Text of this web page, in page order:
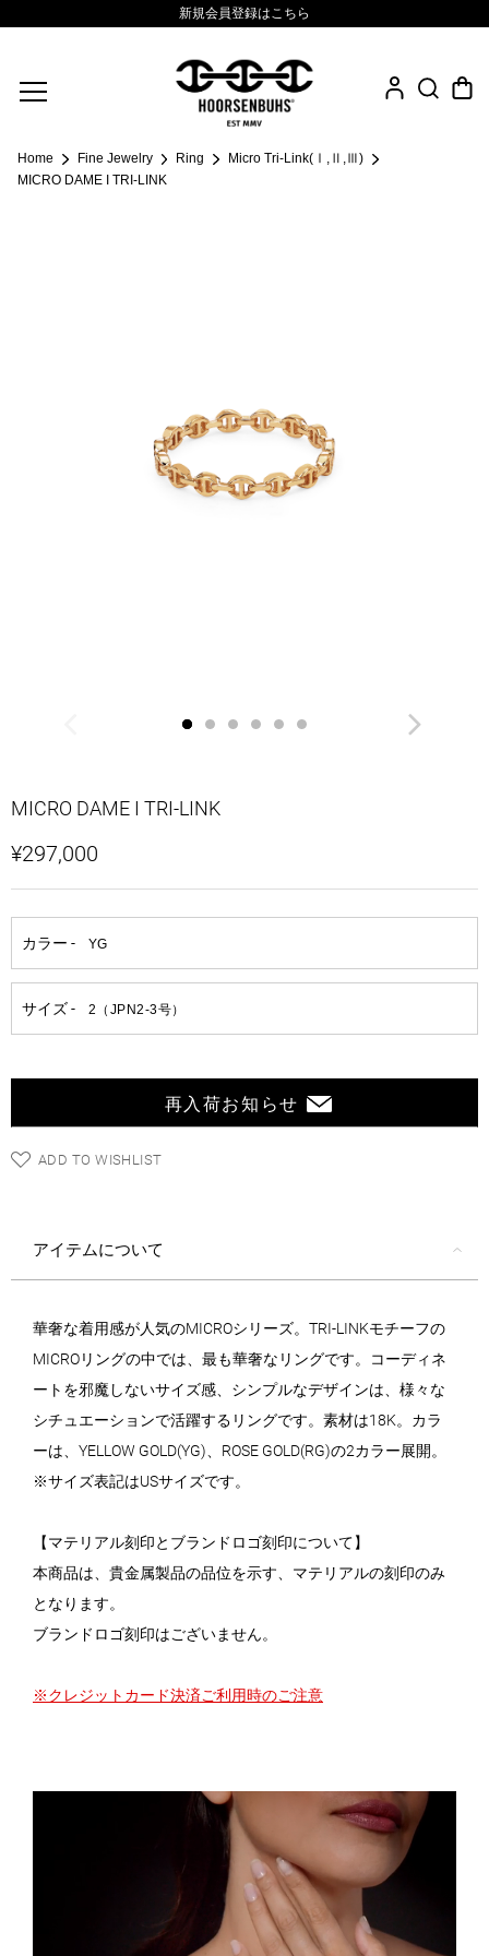
.925 Sterling
新規会員登録はこちら
Home Fine Jewelry Ring
Micro Tri-Link(Ⅰ,Ⅱ,Ⅲ)
MICRO DAME I TRI-LINK
MICRO DAME I TRI-LINK
¥297,000
再入荷お知らせ
ADD TO WISHLIST
アイテムについて
華奢な着用感が人気のMICROシリーズ。TRI-LINKモチーフの
MICROリングの中では、最も華奢なリングです。コーディネ
ートを邪魔しないサイズ感、シンプルなデザインは、様々な
シチュエーションで活躍するリングです。素材は18K。カラ
ーは、YELLOW GOLD(YG)、ROSE GOLD(RG)の2カラー展開。
※サイズ表記はUSサイズです。
【マテリアル刻印とブランドロゴ刻印について】
本商品は、貴金属製品の品位を示す、マテリアルの刻印のみ
となります。
ブランドロゴ刻印はございません。
※クレジットカード決済ご利用時のご注意